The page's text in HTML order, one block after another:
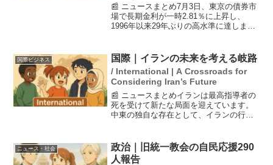
📰 ニュースまとめ7月3日、東京の債券市
場で長期金利が一時2.81％に上昇し、
1996年以来29年ぶりの高水準に達しまし
因です。特に、日銀が物価上昇を適切に
対処できない...
国際ビジネス 国際｜イランの未来を考える岐路
/ International | A Crossroads for
Considering Iran’s Future
📰 ニュースまとめイランは最高指導者の
死を受けて新たな局面を迎えています。
中東の独自な存在として、イランの行く
権限代行を設置したイランの政治情勢
は、国内外の反応を引き起...
ニュース・社会
政治｜旧統一教会の自民応援290
人報告